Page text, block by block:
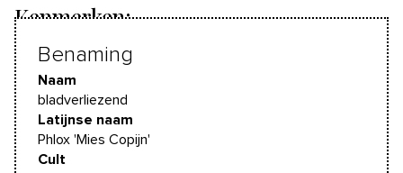
Kenmerken:
Benaming
Naam
bladverliezend
Latijnse naam
Phlox 'Mies Copijn'
Cult